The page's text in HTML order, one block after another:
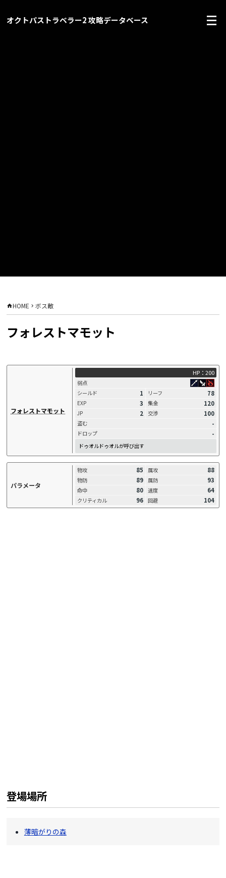
オクトパストラベラー2 攻略データベース
HOME ボス敵
フォレストマモット
フォレストマモット
HP：200
弱点
シールド
1 リーフ 78
EXP 3 集金 120
JP 2 交渉 100
盗む -
ドロップ -
ドゥオルドゥオルが呼び出す
パラメータ
物攻 85 属攻 88
物防 89 属防 93
命中 80 速度 64
クリティカル 96 回避 104
登場場所
薄暗がりの森